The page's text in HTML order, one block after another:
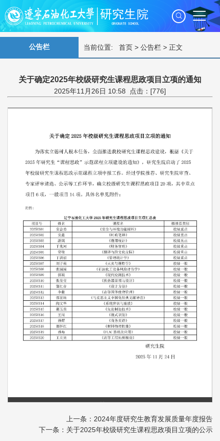
公告栏 当前位置: 首页 > 公告栏 > 正文
关于确定2025年校级研究生课程思政项目立项的通知
2025年11月26日 10:58 点击：[776]
第 1 页
上一条：2024年度研究生教育发展质量年度报告
下一条：关于2025年校级研究生课程思政项目立项的公示